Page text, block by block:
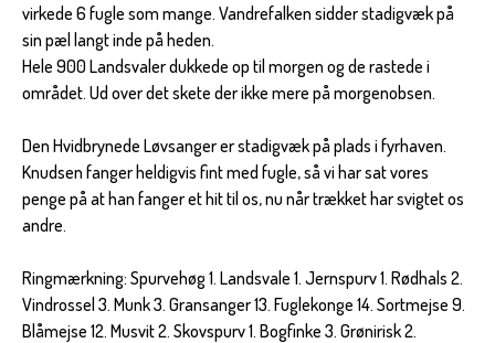
virkede 6 fugle som mange. Vandrefalken sidder stadigvæk på
sin pæl langt inde på heden.
Hele 900 Landsvaler dukkede op til morgen og de rastede i
området. Ud over det skete der ikke mere på morgenobsen.
Den Hvidbrynede Løvsanger er stadigvæk på plads i fyrhaven.
Knudsen fanger heldigvis fint med fugle, så vi har sat vores
penge på at han fanger et hit til os, nu når trækket har svigtet os
andre.
Ringmærkning: Spurvehøg 1. Landsvale 1. Jernspurv 1. Rødhals 2.
Vindrossel 3. Munk 3. Gransanger 13. Fuglekonge 14. Sortmejse 9.
Blåmejse 12. Musvit 2. Skovspurv 1. Bogfinke 3. Grønirisk 2.